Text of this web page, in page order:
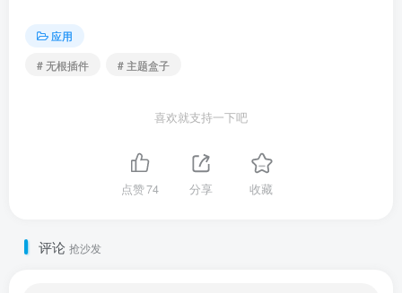
应用
# 无根插件
# 主题盒子
喜欢就支持一下吧
点赞74 分享 收藏
评论 抢沙发